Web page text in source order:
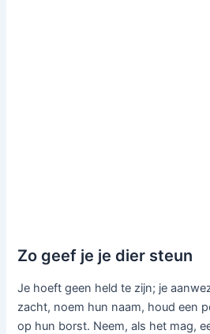
Zo geef je je dier steun
Je hoeft geen held te zijn; je
zacht, noem hun naam, houd een
op hun borst. Neem, als het mag,